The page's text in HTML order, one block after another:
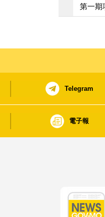
第一期
Telegram
電子報